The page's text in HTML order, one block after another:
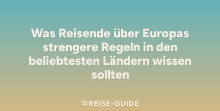
Was Reisende über Europas
strengere Regeln in den
beliebtesten Ländern wissen
sollten
REISE-GUIDE